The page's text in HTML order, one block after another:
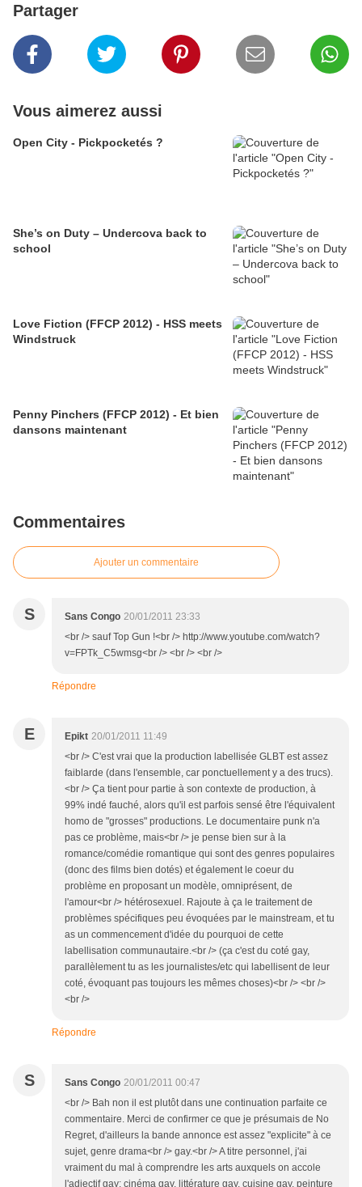
Partager
Vous aimerez aussi
Open City - Pickpocketés ?
She’s on Duty – Undercova back to
school
Love Fiction (FFCP 2012) - HSS meets
Windstruck
Penny Pinchers (FFCP 2012) - Et bien
dansons maintenant
Commentaires
Ajouter un commentaire
S Sans Congo 20/01/2011 23:33
<br /> sauf Top Gun !<br /> http://www.youtube.com/watch?
v=FPTk_C5wmsg<br /> <br /> <br />
Répondre
E Epikt 20/01/2011 11:49
<br /> C'est vrai que la production labellisée GLBT est assez
faiblarde (dans l'ensemble, car ponctuellement y a des trucs).
<br /> Ça tient pour partie à son contexte de production, à
99% indé fauché, alors qu'il est parfois sensé être l'équivalent
homo de "grosses" productions. Le documentaire punk n'a
pas ce problème, mais<br /> je pense bien sur à la
romance/comédie romantique qui sont des genres populaires
(donc des films bien dotés) et également le coeur du
problème en proposant un modèle, omniprésent, de
l'amour<br /> hétérosexuel. Rajoute à ça le traitement de
problèmes spécifiques peu évoquées par le mainstream, et tu
as un commencement d'idée du pourquoi de cette
labellisation communautaire.<br /> (ça c'est du coté gay,
parallèlement tu as les journalistes/etc qui labellisent de leur
coté, évoquant pas toujours les mêmes choses)<br /> <br />
<br />
Répondre
S Sans Congo 20/01/2011 00:47
<br /> Bah non il est plutôt dans une continuation parfaite ce
commentaire. Merci de confirmer ce que je présumais de No
Regret, d'ailleurs la bande annonce est assez "explicite" à ce
sujet, genre drama<br /> gay.<br /> A titre personnel, j'ai
vraiment du mal à comprendre les arts auxquels on accole
l'adjectif gay: cinéma gay, littérature gay, cuisine gay, peinture